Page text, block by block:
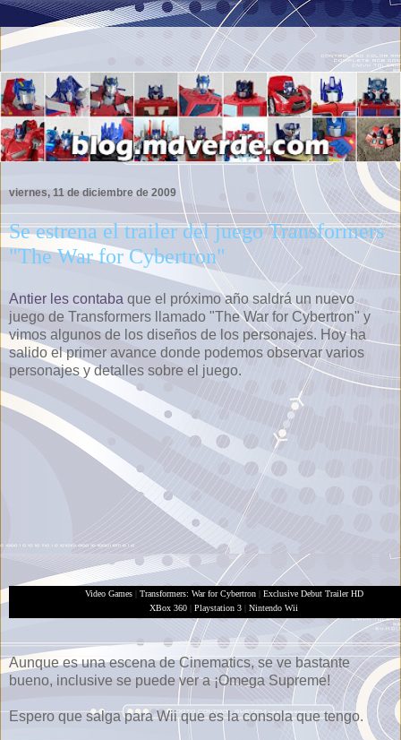
viernes, 11 de diciembre de 2009
Se estrena el trailer del juego Transformers
"The War for Cybertron"
Antier les contaba que el próximo año saldrá un nuevo
juego de Transformers llamado "The War for Cybertron" y
vimos algunos de los diseños de los personajes. Hoy ha
salido el primer avance donde podemos observar varios
personajes y detalles sobre el juego.
Video Games| Transformers: War for Cybertron| Exclusive Debut Trailer HD
XBox 360 | Playstation 3 | Nintendo Wii
Aunque es una escena de Cinematics, se ve bastante
bueno, inclusive se puede ver a ¡Omega Supreme!
Espero que salga para Wii que es la consola que tengo.